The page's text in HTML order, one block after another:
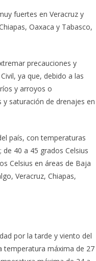
fuertes en Veracruz y
Oaxaca y Tabasco,
precauciones y
ya que, debido a las
y arroyos o
saturación de drenajes en
país, con temperaturas
40 a 45 grados Celsius
Celsius en áreas de Baja
Veracruz, Chiapas,
por la tarde y viento del
temperatura máxima de 27